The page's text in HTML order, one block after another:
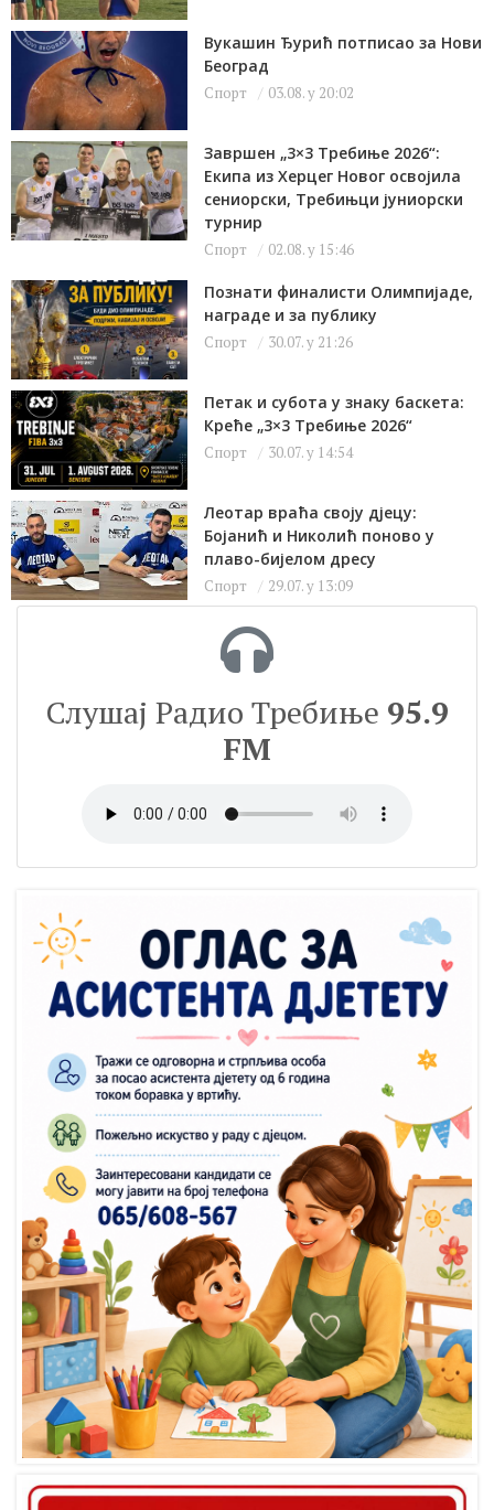
Вукашин Ђурић потписао за Нови
Београд
Спорт 03.08. у 20:02
Завршен „3×3 Требиње 2026“:
Екипа из Херцег Новог освојила
сениорски, Требињци јуниорски
турнир
Спорт 02.08. у 15:46
Познати финалисти Олимпијаде,
награде и за публику
Спорт 30.07. у 21:26
Петак и субота у знаку баскета:
Креће „3×3 Требиње 2026“
Спорт 30.07. у 14:54
Леотар враћа своју дјецу:
Бојанић и Николић поново у
плаво-бијелом дресу
Спорт 29.07. у 13:09
Слушај Радио Требиње 95.9
FM